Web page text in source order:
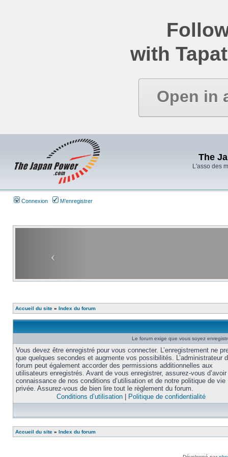
with
Open in
The
L'asso des
Connexion M’enregistrer
Accueil du site » Index du forum
Le forum exige que vous soyez
Vous devez être enregistré pour vous connecter. L’enregistrement ne
que quelques secondes et augmente vos possibilités. L’administrateur
forum peut également accorder des permissions additionnelles aux
utilisateurs enregistrés. Avant de vous enregistrer, assurez-vous
connaissance de nos conditions d’utilisation et de notre politique de vie
privée. Assurez-vous de bien lire tout le règlement du forum.
Conditions d’utilisation
Politique de confidentialité
Accueil du site » Index du forum